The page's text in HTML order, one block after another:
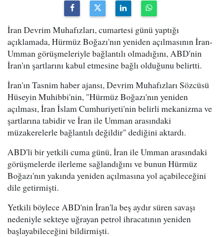
İran Devrim Muhafızları, cumartesi günü yaptığı
açıklamada, Hürmüz Boğazı'nın yeniden açılmasının İran-
Umman görüşmeleriyle bağlantılı olmadığını, ABD'nin
İran'ın şartlarını kabul etmesine bağlı olduğunu belirtti.
İran'ın Tasnim haber ajansı, Devrim Muhafızları Sözcüsü
Hüseyin Muhibbi'nin, "Hürmüz Boğazı'nın yeniden
açılması, İran İslam Cumhuriyeti'nin belirli mekanizma ve
şartlarına tabidir ve İran ile Umman arasındaki
müzakerelerle bağlantılı değildir" dediğini aktardı.
ABD'li bir yetkili cuma günü, İran ile Umman arasındaki
görüşmelerde ilerleme sağlandığını ve bunun Hürmüz
Boğazı'nın yakında yeniden açılmasına yol açabileceğini
dile getirmişti.
Yetkili böylece ABD'nin İran'la beş aydır süren savaşı
nedeniyle sekteye uğrayan petrol ihracatının yeniden
başlayabileceğini bildirmişti.